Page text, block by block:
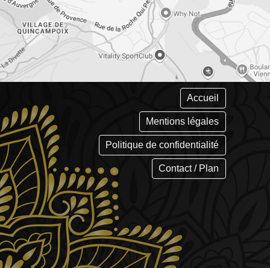
Accueil
Mentions légales
Politique de confidentialité
Contact / Plan